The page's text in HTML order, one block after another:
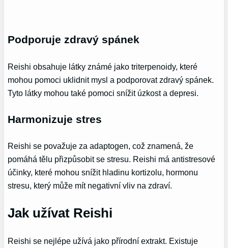
Podporuje zdravý spánek
Reishi obsahuje látky známé jako triterpenoidy, které
mohou pomoci uklidnit mysl a podporovat zdravý spánek.
Tyto látky mohou také pomoci snížit úzkost a depresi.
Harmonizuje stres
Reishi se považuje za adaptogen, což znamená, že
pomáhá tělu přizpůsobit se stresu. Reishi má antistresové
účinky, které mohou snížit hladinu kortizolu, hormonu
stresu, který může mít negativní vliv na zdraví.
Jak užívat Reishi
Reishi se nejlépe užívá jako přírodní extrakt. Existuje